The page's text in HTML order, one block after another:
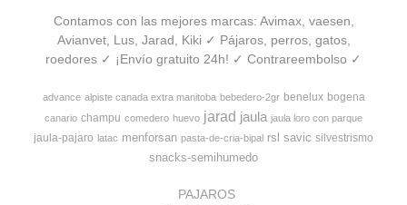
Contamos con las mejores marcas: Avimax, vaesen,
Avianvet, Lus, Jarad, Kiki ✓ Pájaros, perros, gatos,
roedores ✓ ¡Envío gratuito 24h! ✓ Contrareembolso ✓
advance alpiste canada extra manitoba bebedero-2gr benelux bogena
canario champu comedero huevo jarad jaula jaula loro con parque
jaula-pajaro latac menforsan pasta-de-cria-bipal rsl savic silvestrismo
snacks-semihumedo
PAJAROS